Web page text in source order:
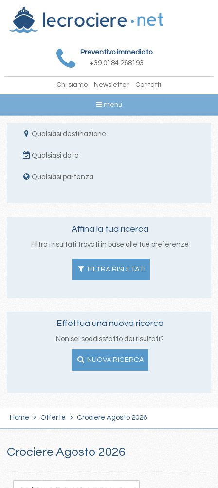
Preventivo immediato
+39 0184 268193
Chi siamo Newsletter Contatti
menu
Qualsiasi destinazione
Qualsiasi data
Qualsiasi partenza
Affina la tua ricerca
Filtra i risultati trovati in base alle tue preferenze
FILTRA RISULTATI
Effettua una nuova ricerca
Non sei soddissfatto dei risultati?
NUOVA RICERCA
Home Offerte Crociere Agosto 2026
Crociere Agosto 2026